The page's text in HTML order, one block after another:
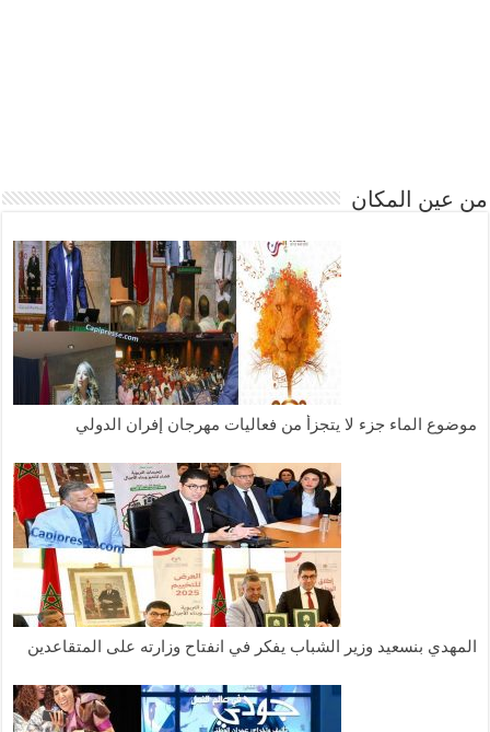
من عين المكان
موضوع الماء جزء لا يتجزأ من فعاليات مهرجان إفران الدولي
المهدي بنسعيد وزير الشباب يفكر في انفتاح وزارته على المتقاعدين